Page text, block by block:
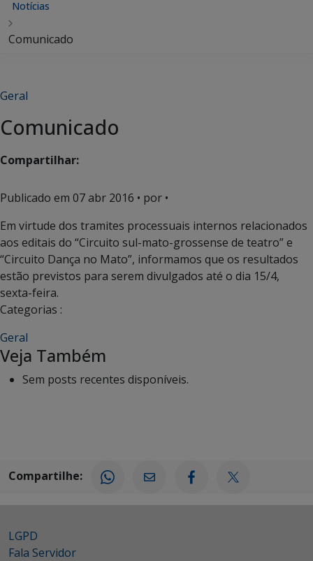
Notícias
Comunicado
Geral
Comunicado
Compartilhar:
Publicado em 07 abr 2016 • por •
Em virtude dos tramites processuais internos relacionados
aos editais do “Circuito sul-mato-grossense de teatro” e
“Circuito Dança no Mato”, informamos que os resultados
estão previstos para serem divulgados até o dia 15/4,
sexta-feira.
Categorias :
Geral
Veja Também
Sem posts recentes disponíveis.
Compartilhe:
LGPD
Fala Servidor